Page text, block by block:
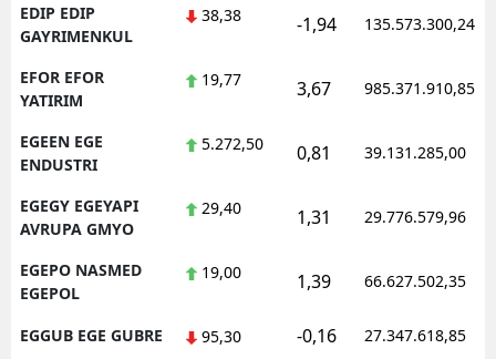
EDIP EDIP
GAYRIMENKUL
38,38 -1,94 135.573.300,24
EFOR EFOR
YATIRIM
19,77 3,67 985.371.910,85
EGEEN EGE
ENDUSTRI
5.272,50 0,81 39.131.285,00
EGEGY EGEYAPI
AVRUPA GMYO
29,40 1,31 29.776.579,96
EGEPO NASMED
EGEPOL
19,00 1,39 66.627.502,35
EGGUB EGE GUBRE 95,30 -0,16 27.347.618,85